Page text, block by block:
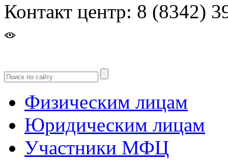
Контакт центр: 8 (8342)
Физическим лицам
Юридическим лицам
Участники МФЦ